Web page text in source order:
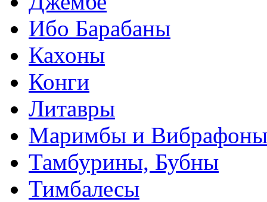
Ибо Барабаны
Кахоны
Конги
Литавры
Маримбы и Вибрафоны
Тамбурины, Бубны
Тимбалесы